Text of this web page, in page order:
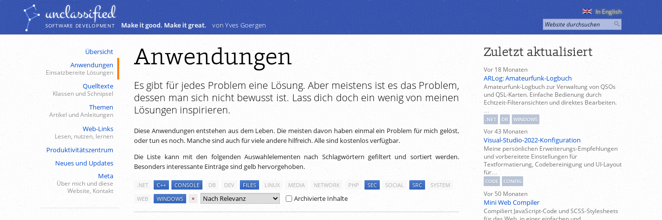
Inhalt
In English
unclassiﬁed
SOFTWARE DEVELOPMENT Make it good. Make it great. von Yves Goergen
Übersicht
Anwendungen
Einsatzbereite Lösungen
Quelltexte
Klassen und Schnipsel
Themen
Artikel und Anleitungen
Web-Links
Lesen, nutzen, lernen
Produktivitätszentrum
Neues und Updates
Meta
Über mich und diese
Website, Kontakt
Zuletzt aktualisiert
Vor 18 Monaten
ARLog: Amateurfunk-Logbuch
Amateurfunk-Logbuch zur Verwaltung von QSOs
und QSL-Karten. Einfache Bedienung durch
Echtzeit-Filteransichten und direktes Bearbeiten.
…
.NET DB WINDOWS
Vor 43 Monaten
Visual-Studio-2022-Konfiguration
Meine persönlichen Erweiterungs-Empfehlungen
und vorbereitete Einstellungen für
Textformatierung, Codebereinigung und UI-Layout
für…
CODE CONFIG
Vor 50 Monaten
Mini Web Compiler
Compiliert JavaScript-Code und SCSS-Stylesheets
Anwendungen
Es gibt für jedes Problem eine Lösung. Aber meistens ist es das Problem,
dessen man sich nicht bewusst ist. Lass dich doch ein wenig von meinen
Lösungen inspirieren.
Diese Anwendungen entstehen aus dem Leben. Die meisten davon haben einmal ein Problem für mich gelöst,
oder tun es noch. Manche sind auch für viele andere hilfreich. Alle sind kostenlos verfügbar.
Die Liste kann mit den folgenden Auswahlelementen nach Schlagwörtern gefiltert und sortiert werden.
Besonders interessante Einträge sind gelb hervorgehoben.
.NET C++ CONSOLE DB DEV FILES LINUX MEDIA NETWORK PHP SEC SOCIAL SRC
SYSTEM
WEB
WINDOWS × Archivierte Inhalte